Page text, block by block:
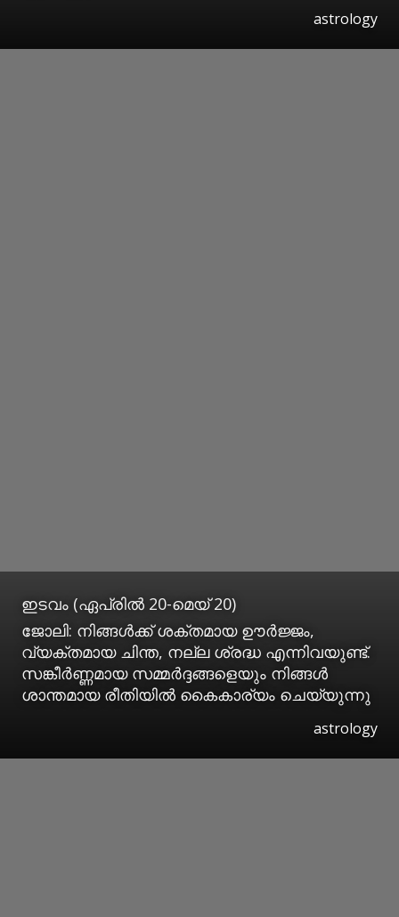
astrology
ഇടവം (ഏപ്രില്‍ 20-മെയ് 20)
ജോലി: നിങ്ങള്‍ക്ക് ശക്തമായ ഊര്‍ജ്ജം,
വ്യക്തമായ ചിന്ത, നല്ല ശ്രദ്ധ എന്നിവയുണ്ട്.
സങ്കീര്‍ണ്ണമായ സമ്മര്‍ദ്ദങ്ങളെയും നിങ്ങള്‍
ശാന്തമായ രീതിയില്‍ കൈകാര്യം ചെയ്യുന്നു
astrology